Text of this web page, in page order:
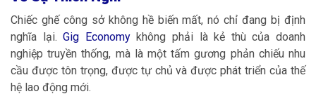
Chiếc ghế công sở không hề biến mất, nó chỉ đang bị định
nghĩa lại.Gig Economykhông phải là kẻ thù của doanh
nghiệp truyền thống, mà là một tấm gương phản chiếu nhu
cầu được tôn trọng, được tự chủ và được phát triển của thế
hệ lao động mới.